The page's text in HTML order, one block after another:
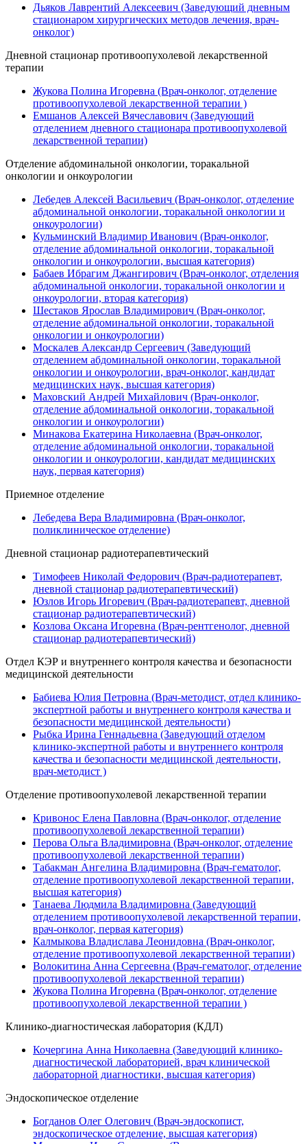
Дьяков Лаврентий Алексеевич (Заведующий дневным
стационаром хирургических методов лечения, врач-
онколог)
Дневной стационар противоопухолевой лекарственной
терапии
Жукова Полина Игоревна (Врач-онколог, отделение
противоопухолевой лекарственной терапии )
Емшанов Алексей Вячеславович (Заведующий
отделением дневного стационара противоопухолевой
лекарственной терапии)
Отделение абдоминальной онкологии, торакальной
онкологии и онкоурологии
Лебедев Алексей Васильевич (Врач-онколог, отделение
абдоминальной онкологии, торакальной онкологии и
онкоурологии)
Кульминский Владимир Иванович (Врач-онколог,
отделение абдоминальной онкологии, торакальной
онкологии и онкоурологии, высшая категория)
Бабаев Ибрагим Джангирович (Врач-онколог, отделения
абдоминальной онкологии, торакальной онкологии и
онкоурологии, вторая категория)
Шестаков Ярослав Владимирович (Врач-онколог,
отделение абдоминальной онкологии, торакальной
онкологии и онкоурологии)
Москалев Александр Сергеевич (Заведующий
отделением абдоминальной онкологии, торакальной
онкологии и онкоурологии, врач-онколог, кандидат
медицинских наук, высшая категория)
Маховский Андрей Михайлович (Врач-онколог,
отделение абдоминальной онкологии, торакальной
онкологии и онкоурологии)
Минакова Екатерина Николаевна (Врач-онколог,
отделение абдоминальной онкологии, торакальной
онкологии и онкоурологии, кандидат медицинских
наук, первая категория)
Приемное отделение
Лебедева Вера Владимировна (Врач-онколог,
поликлиническое отделение)
Дневной стационар радиотерапевтический
Тимофеев Николай Федорович (Врач-радиотерапевт,
дневной стационар радиотерапевтический)
Юзлов Игорь Игоревич (Врач-радиотерапевт, дневной
стационар радиотерапевтический)
Козлова Оксана Игоревна (Врач-рентгенолог, дневной
стационар радиотерапевтический)
Отдел КЭР и внутреннего контроля качества и безопасности
медицинской деятельности
Бабиева Юлия Петровна (Врач-методист, отдел клинико-
экспертной работы и внутреннего контроля качества и
безопасности медицинской деятельности)
Рыбка Ирина Геннадьевна (Заведующий отделом
клинико-экспертной работы и внутреннего контроля
качества и безопасности медицинской деятельности,
врач-методист )
Отделение противоопухолевой лекарственной терапии
Кривонос Елена Павловна (Врач-онколог, отделение
противоопухолевой лекарственной терапии)
Перова Ольга Владимировна (Врач-онколог, отделение
противоопухолевой лекарственной терапии)
Табакман Ангелина Владимировна (Врач-гематолог,
отделение противоопухолевой лекарственной терапии,
высшая категория)
Танаева Людмила Владимировна (Заведующий
отделением противоопухолевой лекарственной терапии,
врач-онколог, первая категория)
Калмыкова Владислава Леонидовна (Врач-онколог,
отделение противоопухолевой лекарственной терапии)
Волокитина Анна Сергеевна (Врач-гематолог, отделение
противоопухолевой лекарственной терапии)
Жукова Полина Игоревна (Врач-онколог, отделение
противоопухолевой лекарственной терапии )
Клинико-диагностическая лаборатория (КДЛ)
Кочергина Анна Николаевна (Заведующий клинико-
диагностической лабораторией, врач клинической
лабораторной диагностики, высшая категория)
Эндоскопическое отделение
Богданов Олег Олегович (Врач-эндоскопист,
эндоскопическое отделение, высшая категория)